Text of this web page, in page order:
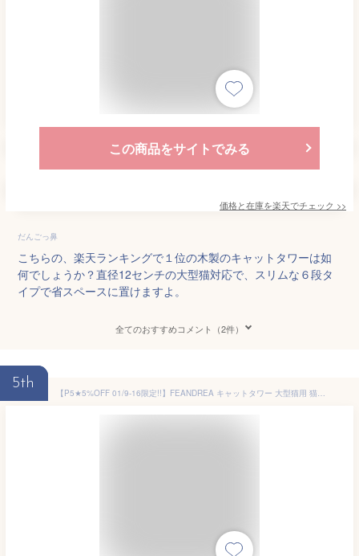
この商品をサイトでみる
価格と在庫を楽天でチェック >>
だんごっ鼻
こちらの、楽天ランキングで１位の木製のキャットタワーは如
何でしょうか？直径12センチの大型猫対応で、スリムな６段タ
イプで省スペースに置けますよ。
全てのおすすめコメント（2件）
5th
【P5★5%OFF 01/9-16限定!!】FEANDREA キャットタワー 大型猫用 猫タワー 多頭飼い 人気 ハンモック耐荷重20kg 爪とぎ 登りやすい ボンボン 天然麻紐 据え置き 運動不足解消 安定性 高さ143CM 送料無料(北海道 沖縄 離島など除く)